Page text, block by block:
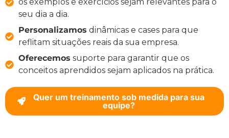
os exemplos e exercícios sejam relevantes para o
seu dia a dia.
Personalizamos dinâmicas e cases para que
reflitam situações reais da sua empresa.
Oferecemos suporte para garantir que os
conceitos aprendidos sejam aplicados na prática.
Quer um treinamento sob medida para sua
equipe?